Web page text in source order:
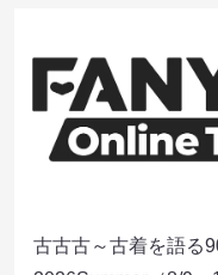
古古古～古着を語る